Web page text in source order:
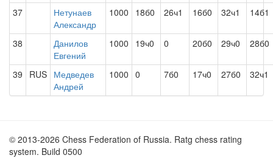
37
Нетунаев
Александр
1000 18б0 26ч1 16б0 32ч1 14б1
38
Данилов
Евгений
1000 19ч0 0 20б0 29ч0 28б0
39 RUS Медведев
Андрей
1000 0 7б0 17ч0 27б0 32ч1
© 2013-2026 Chess Federation of Russia. Ratg chess rating
system. Build 0500